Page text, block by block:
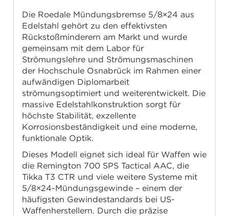
Die Roedale Mündungsbremse 5/8×24 aus
Edelstahl gehört zu den effektivsten
Rückstoßminderern am Markt und wurde
gemeinsam mit dem Labor für
Strömungslehre und Strömungsmaschinen
der Hochschule Osnabrück im Rahmen einer
aufwändigen Diplomarbeit
strömungsoptimiert und weiterentwickelt. Die
massive Edelstahlkonstruktion sorgt für
höchste Stabilität, exzellente
Korrosionsbeständigkeit und eine moderne,
funktionale Optik.
Dieses Modell eignet sich ideal für Waffen wie
die Remington 700 SPS Tactical AAC, die
Tikka T3 CTR und viele weitere Systeme mit
5/8×24-Mündungsgewinde – einem der
häufigsten Gewindestandards bei US-
Waffenherstellern. Durch die präzise